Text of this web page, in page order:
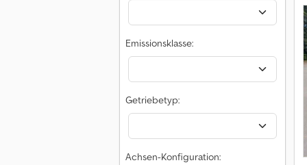
Emissionsklasse:
Getriebetyp:
Achsen-Konfiguration: